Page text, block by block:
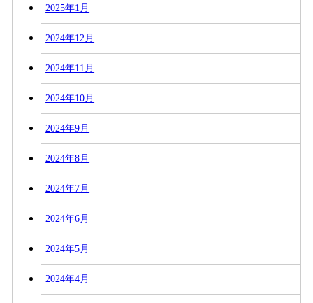
2025年1月
2024年12月
2024年11月
2024年10月
2024年9月
2024年8月
2024年7月
2024年6月
2024年5月
2024年4月